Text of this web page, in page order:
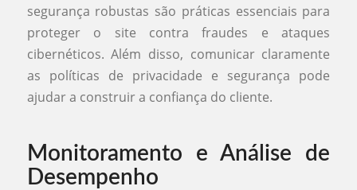
segurança robustas são práticas essenciais para
proteger o site contra fraudes e ataques
cibernéticos. Além disso, comunicar claramente
as políticas de privacidade e segurança pode
ajudar a construir a confiança do cliente.
Monitoramento e Análise de
Desempenho